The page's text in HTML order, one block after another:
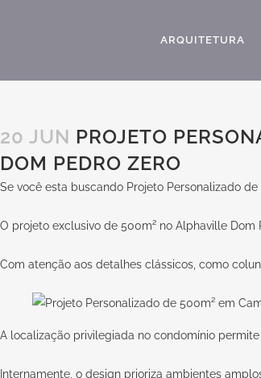
ARQUITETURA
20 JUN PROJETO
DOM PEDRO ZERO
Se você esta buscando Projeto Personalizado
O projeto exclusivo de 500m² no Alphaville
Com atenção aos detalhes clássicos, como
A localização privilegiada no condomínio
Internamente, o design prioriza ambientes